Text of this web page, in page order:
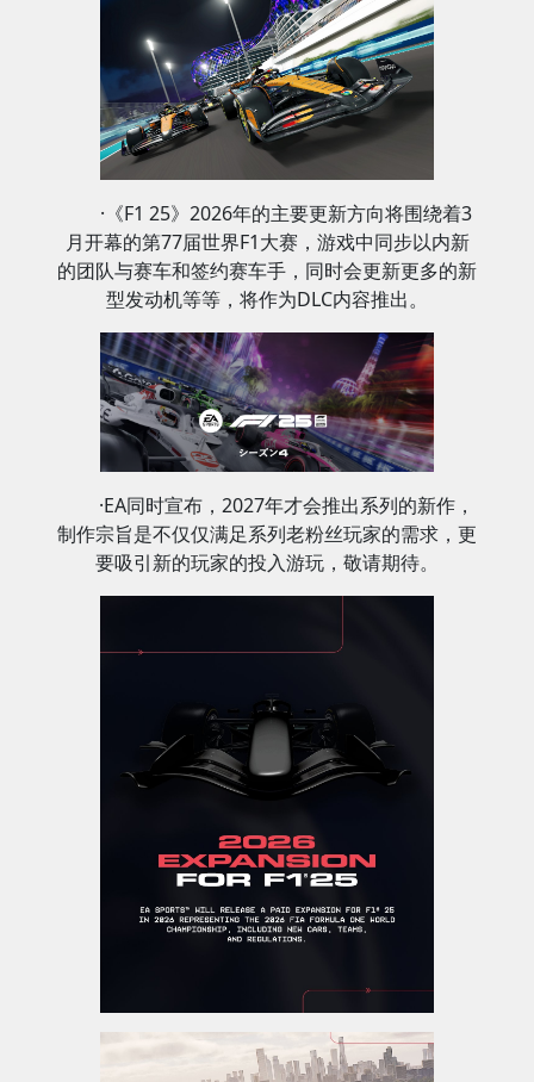
·《F1 25》2026年的主要更新方向将围绕着3
月开幕的第77届世界F1大赛，游戏中同步以内新
的团队与赛车和签约赛车手，同时会更新更多的新
型发动机等等，将作为DLC内容推出。
·EA同时宣布，2027年才会推出系列的新作，
制作宗旨是不仅仅满足系列老粉丝玩家的需求，更
要吸引新的玩家的投入游玩，敬请期待。